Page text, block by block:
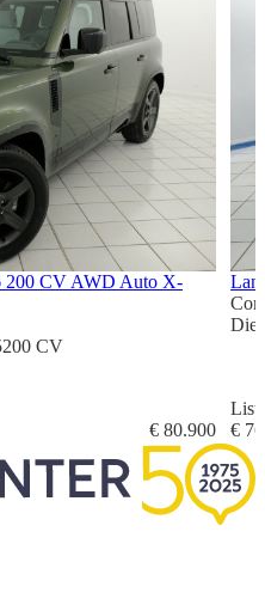
200 CV AWD Auto X-
200 CV
€ 80.900
€